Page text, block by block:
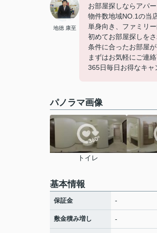
地徳 康至
お部屋探しならアパ
物件数地域NO.1の当
単身向き、ファミリ
初めてお部屋探しを
条件に合ったお部屋
まずはお気軽にご連
365日毎日お得なキ
パノラマ画像
トイレ
基本情報
保証金 -
敷金積み増し -